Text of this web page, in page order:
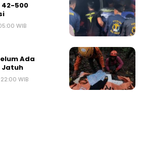
42-500
WIB
Ada
Jatuh
WIB